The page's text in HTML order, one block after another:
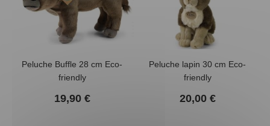
Peluche Buffle 28 cm Eco-
friendly
19,90 €
Peluche lapin 30 cm Eco-
friendly
20,00 €